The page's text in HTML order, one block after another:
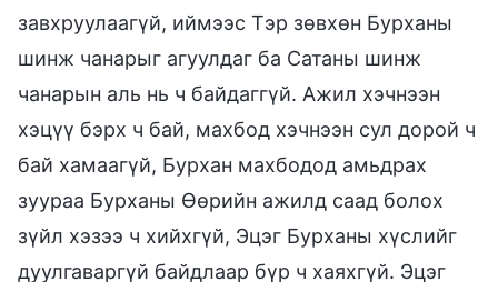
завхруулаагүй, иймээс Тэр зөвхөн Бурханы
шинж чанарыг агуулдаг ба Сатаны шинж
чанарын аль нь ч байдаггүй. Ажил хэчнээн
хэцүү бэрх ч бай, махбод хэчнээн сул дорой ч
бай хамаагүй, Бурхан махбодод амьдрах
зуураа Бурханы Өөрийн ажилд саад болох
зүйл хэзээ ч хийхгүй, Эцэг Бурханы хүслийг
дуулгаваргүй байдлаар бүр ч хаяхгүй. Эцэг